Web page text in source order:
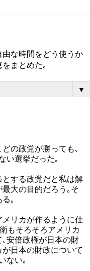
な時間をどう使うか
まとめた｡
▼
の政党が勝っても､
い選挙だった｡
する政党だと私は解
大の目的だろう｡そ
｡
リカが作るように仕
もそろそろアメリカ
安倍政権が日本の財
日本の財政について
ない｡